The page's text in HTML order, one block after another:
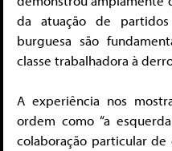
da atuação de partidos
burguesa são
classe trabalhadora à
A experiência nos
ordem como “a
colaboração particular de